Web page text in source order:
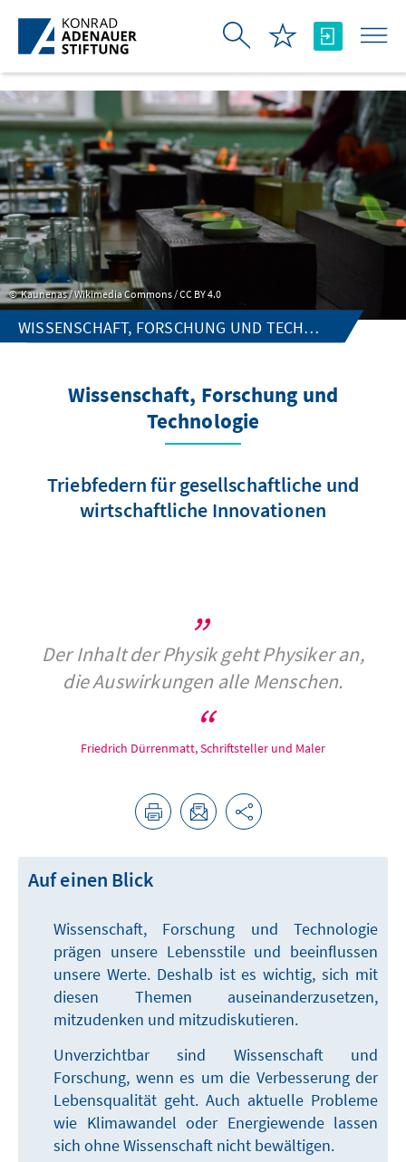
Skip to Main Content
Kaunenas / Wikimedia Commons / CC BY 4.0
WISSENSCHAFT, FORSCHUNG UND TECHNOLOGIE
Wissenschaft, Forschung und
Technologie
Triebfedern für gesellschaftliche und
wirtschaftliche Innovationen
Der Inhalt der Physik geht Physiker an,
die Auswirkungen alle Menschen.
Friedrich Dürrenmatt, Schriftsteller und Maler
Auf einen Blick
Wissenschaft, Forschung und Technologie
prägen unsere Lebensstile und beeinflussen
unsere Werte. Deshalb ist es wichtig, sich mit
diesen Themen auseinanderzusetzen,
mitzudenken und mitzudiskutieren.
Unverzichtbar sind Wissenschaft und
Forschung, wenn es um die Verbesserung der
Lebensqualität geht. Auch aktuelle Probleme
wie Klimawandel oder Energiewende lassen
sich ohne Wissenschaft nicht bewältigen.